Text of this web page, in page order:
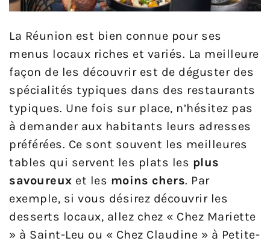
La Réunion est bien connue pour ses
menus locaux riches et variés. La meilleure
façon de les découvrir est de déguster des
spécialités typiques dans des restaurants
typiques. Une fois sur place, n’hésitez pas
à demander aux habitants leurs adresses
préférées. Ce sont souvent les meilleures
tables qui servent les plats les plus
savoureux et les moins chers. Par
exemple, si vous désirez découvrir les
desserts locaux, allez chez « Chez Mariette
» à Saint-Leu ou « Chez Claudine » à Petite-